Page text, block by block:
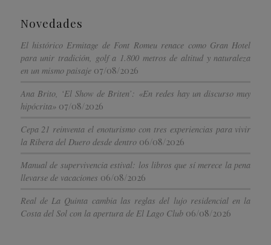
Novedades
El histórico Ermitage de Font Romeu renace como Gran Hotel
para unir tradición, golf a 1.800 metros de altitud y naturaleza
en un mismo paisaje 07/08/2026
Ana Brito, ‘El Show de Briten’: «En redes hay un discurso muy
hipócrita» 07/08/2026
Cepa 21 reinventa el enoturismo con tres experiencias para vivir
la Ribera del Duero desde dentro 06/08/2026
Manual de supervivencia estival: los libros que sí merece la pena
llevarse de vacaciones 06/08/2026
Real de La Quinta cambia las reglas del lujo residencial en la
Costa del Sol con la apertura de El Lago Club 06/08/2026